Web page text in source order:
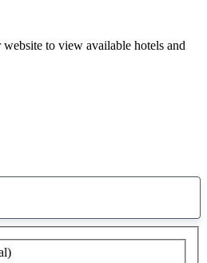
to view available hotels and
找
到